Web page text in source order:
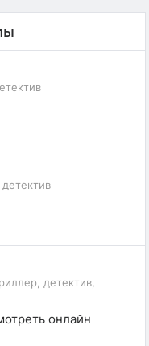
детектив,
онлайн